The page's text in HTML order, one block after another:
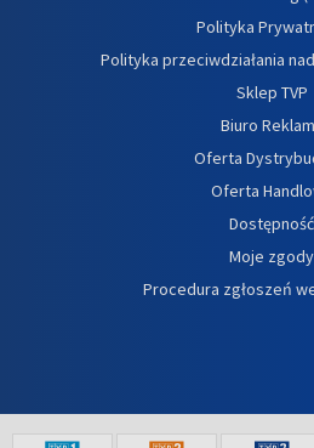
Polityka
Polityka przeciwdziałania
Sklep TVP
Biuro
Oferta
Oferta
Dostępność
Moje zgody
Procedura zgłoszeń